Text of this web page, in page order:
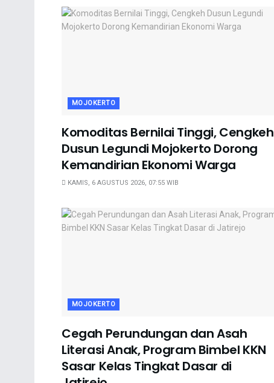
MOJOKERTO
Komoditas Bernilai Tinggi, Cengkeh
Dusun Legundi Mojokerto Dorong
Kemandirian Ekonomi Warga
KAMIS, 6 AGUSTUS 2026, 07:55 WIB
MOJOKERTO
Cegah Perundungan dan Asah
Literasi Anak, Program Bimbel KKN
Sasar Kelas Tingkat Dasar di